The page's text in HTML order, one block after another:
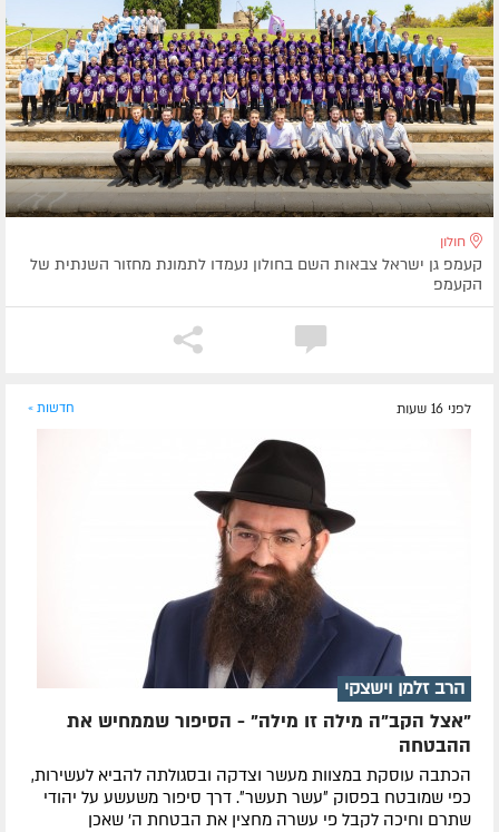
חולון
קעמפ גן ישראל צבאות השם בחולון נעמדו לתמונת מחזור השנתית של
הקעמפ
לפני 16 שעות חדשות »
הרב זלמן וישצקי
"אצל הקב"ה מילה זו מילה" - הסיפור שממחיש את
ההבטחה
הכתבה עוסקת במצוות מעשר וצדקה ובסגולתה להביא לעשירות,
כפי שמובטח בפסוק ״עשר תעשר״. דרך סיפור משעשע על יהודי
שתרם וחיכה לקבל פי עשרה מחצין את הבטחת ה' שאכן